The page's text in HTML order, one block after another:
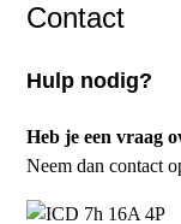
Contact
Hulp nodig?
Heb je een vraag
Neem dan contact